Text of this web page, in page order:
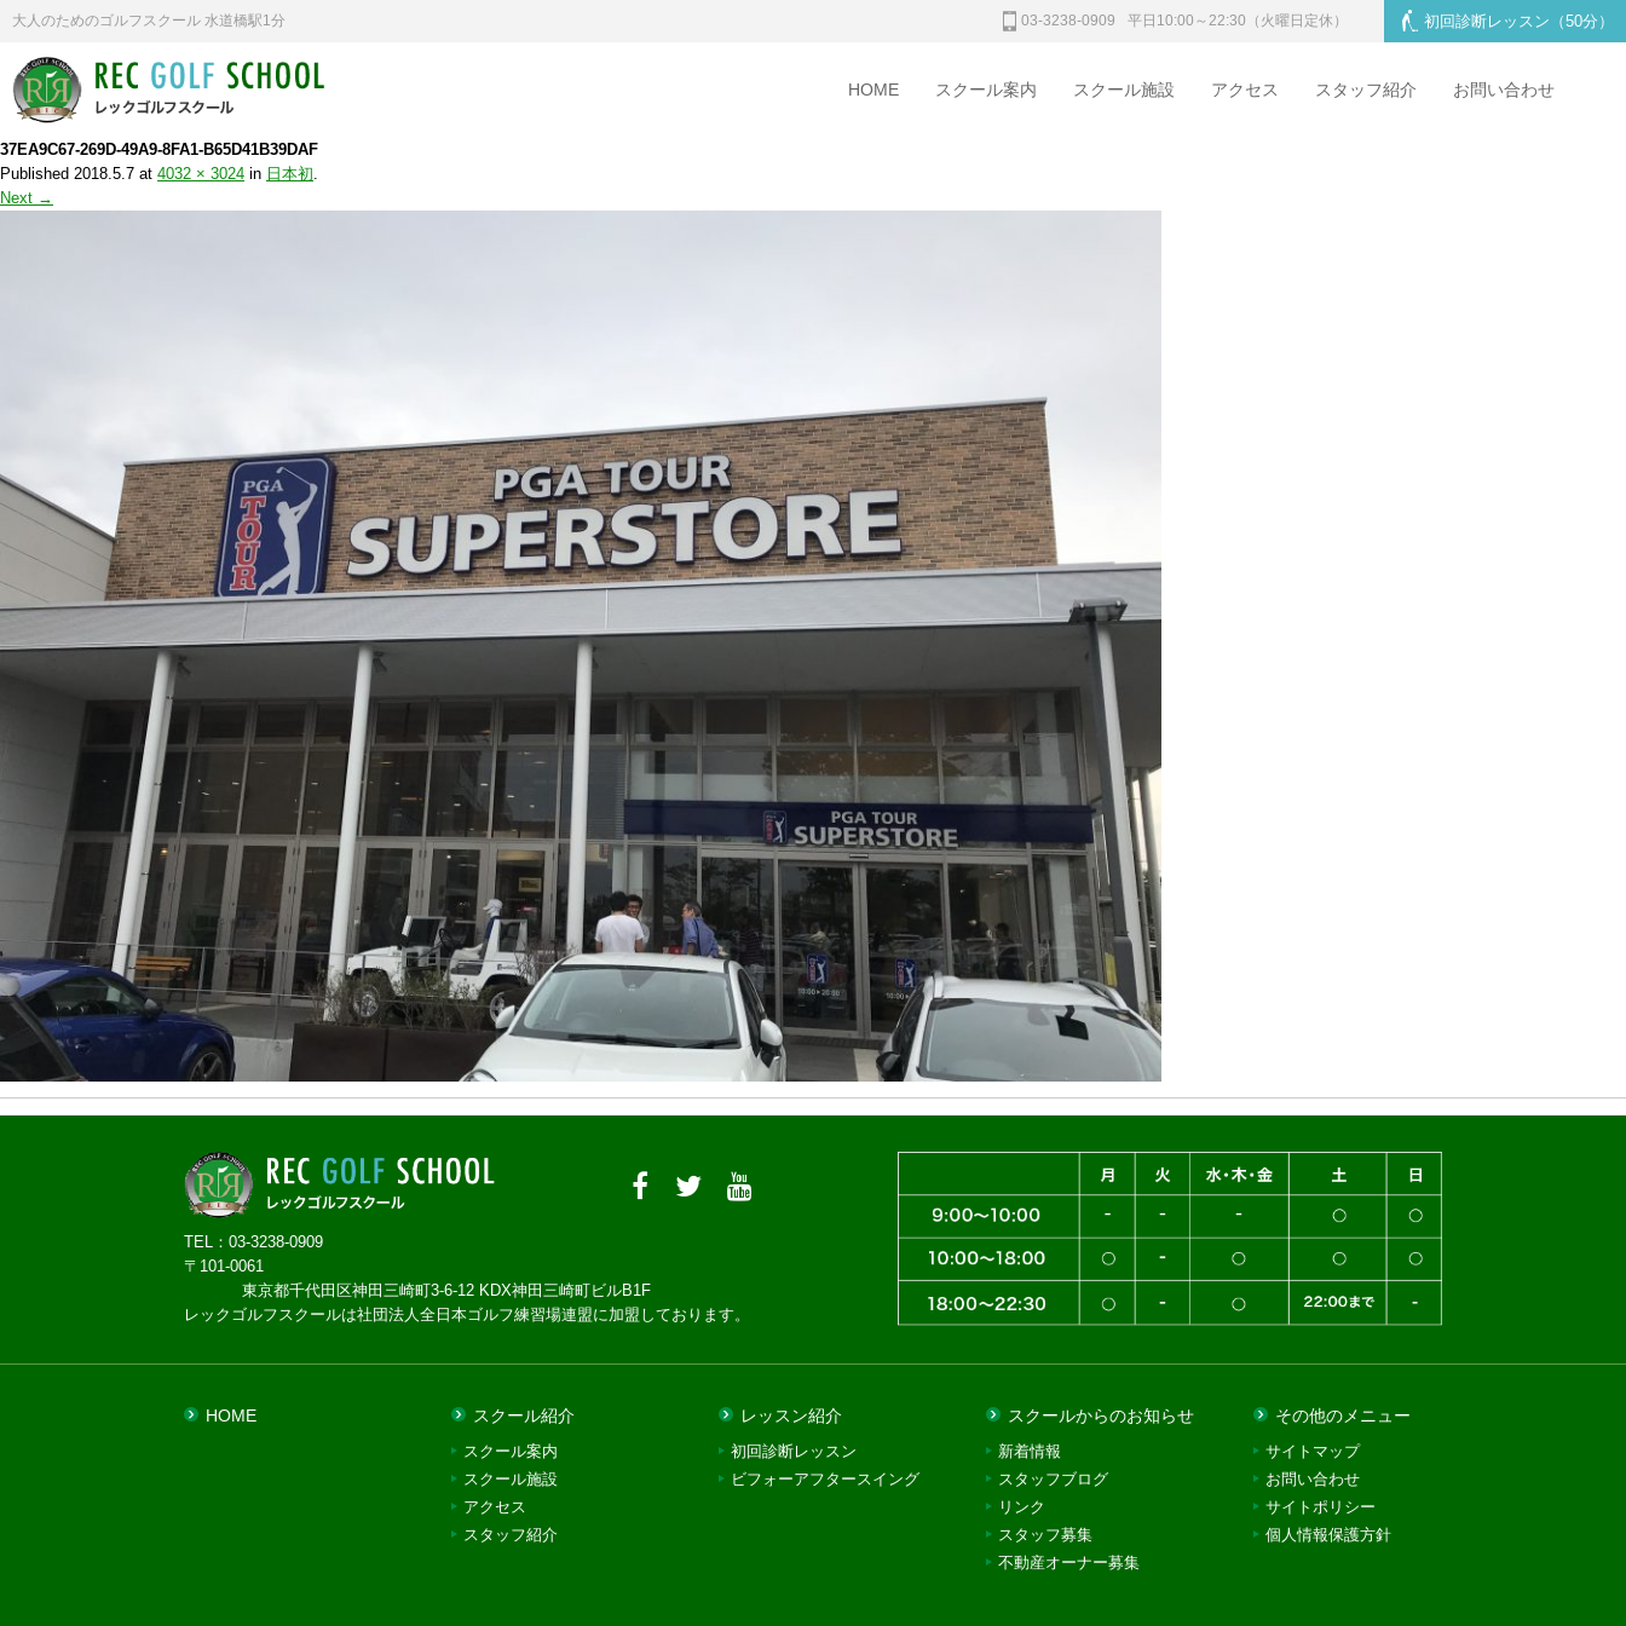
大人のためのゴルフスクール 水道橋駅1分 03-3238-0909 平日10:00～22:30 （火曜日定休） 初回診断レッスン （50分）
HOME スクール案内 スクール施設 アクセス スタッフ紹介 お問い合わせ
37EA9C67-269D-49A9-8FA1-B65D41B39DAF
Published 2018.5.7 at 4032 × 3024 in 日本初.
Next →
TEL：03-3238-0909
〒101-0061
東京都千代田区神田三崎町3-6-12 KDX神田三崎町ビルB1F
レックゴルフスクールは社団法人全日本ゴルフ練習場連盟に加盟しております。
HOME スクール紹介
スクール案内
スクール施設
アクセス
スタッフ紹介
レッスン紹介
初回診断レッスン
ビフォーアフタースイング
スクールからのお知らせ
新着情報
スタッフブログ
リンク
スタッフ募集
不動産オーナー募集
その他のメニュー
サイトマップ
お問い合わせ
サイトポリシー
個人情報保護方針